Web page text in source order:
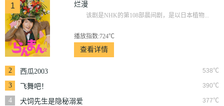
1 烂漫
该剧是NHK的第108部晨间剧，是以日本植物...
播放指数:724℃
查看详情
2 538℃
西瓜2003
3
390℃
飞舞吧！
4
377℃
犬饲先生是隐秘溺爱